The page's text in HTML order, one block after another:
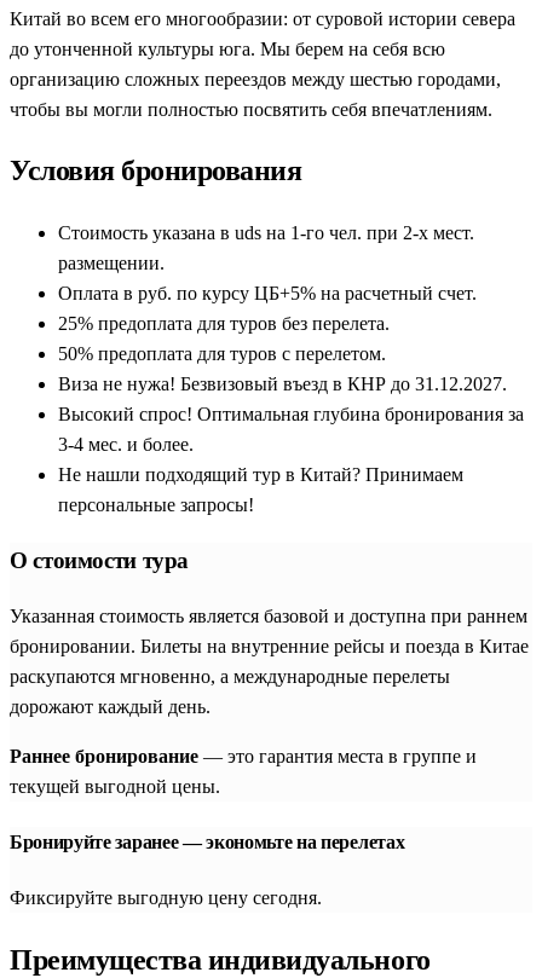
Китай во всем его многообразии: от суровой истории севера
до утонченной культуры юга. Мы берем на себя всю
организацию сложных переездов между шестью городами,
чтобы вы могли полностью посвятить себя впечатлениям.
Условия бронирования
Стоимость указана в uds на 1-го чел. при 2-х мест.
размещении.
Оплата в руб. по курсу ЦБ+5% на расчетный счет.
25% предоплата для туров без перелета.
50% предоплата для туров с перелетом.
Виза не нужа! Безвизовый въезд в КНР до 31.12.2027.
Высокий спрос! Оптимальная глубина бронирования за
3-4 мес. и более.
Не нашли подходящий тур в Китай? Принимаем
персональные запросы!
О стоимости тура
Указанная стоимость является базовой и доступна при раннем
бронировании. Билеты на внутренние рейсы и поезда в Китае
раскупаются мгновенно, а международные перелеты
дорожают каждый день.
Раннее бронирование — это гарантия места в группе и
текущей выгодной цены.
Бронируйте заранее — экономьте на перелетах
Фиксируйте выгодную цену сегодня.
Преимущества индивидуального